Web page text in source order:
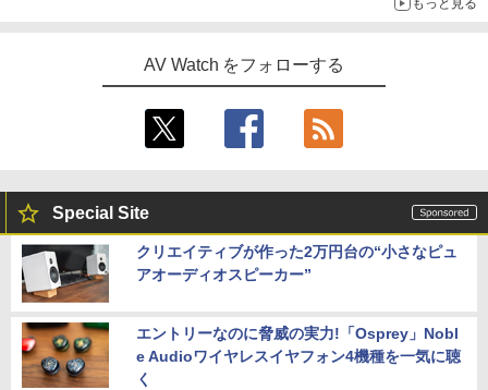
AV Watch をフォローする
Special Site
クリエイティブが作った2万円台の“小さなピュ
アオーディオスピーカー”
エントリーなのに脅威の実力!「Osprey」Nobl
e Audioワイヤレスイヤフォン4機種を一気に聴
く